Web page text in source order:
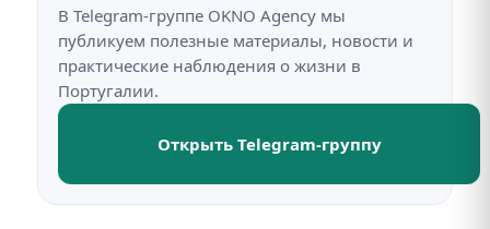
В Telegram-группе OKNO Agency мы
публикуем полезные материалы, новости и
практические наблюдения о жизни в
Португалии.
Открыть Telegram-группу